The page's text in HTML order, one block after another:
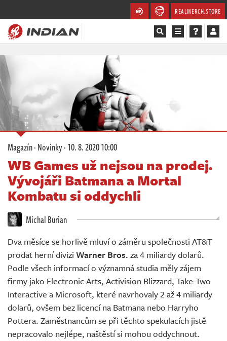
REALMERCH.STORE
Recenze
Videa
Soutěže
Databáze
Komunita
Živě
Magazín·Novinky·10. 8. 2020 10:00
WB Games už nejsou na prodej.
Vývojáři Batmana a Mortal
Kombatu si oddychli
Michal Burian
Dva měsíce se horlivě mluví o záměru společnosti AT&T
prodat herní divizi Warner Bros. za 4 miliardy dolarů.
Podle všech informací o významná studia měly zájem
firmy jako Electronic Arts, Activision Blizzard, Take-Two
Interactive a Microsoft, které navrhovaly 2 až 4 miliardy
dolarů, ovšem bez licencí na Batmana nebo Harryho
Pottera. Zaměstnancům se při těchto spekulacích jistě
nepracovalo nejlépe, naštěstí si mohou oddychnout.